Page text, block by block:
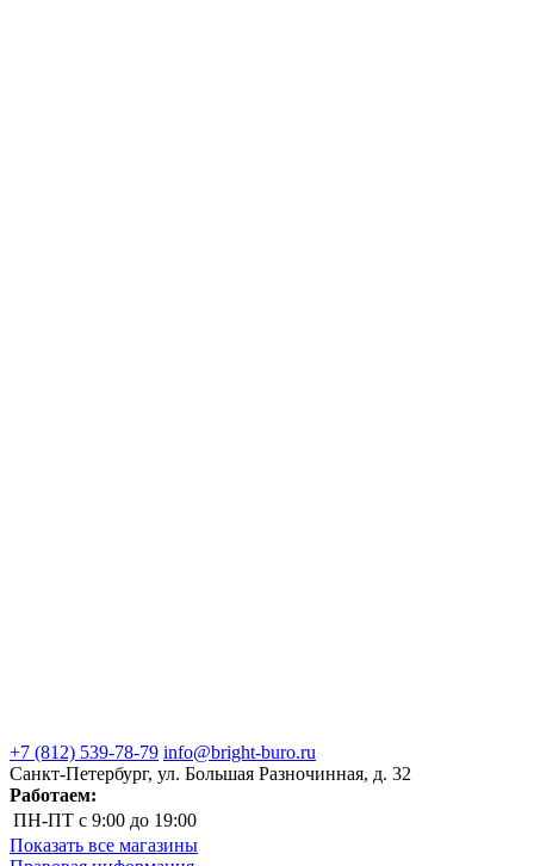
+7 (812) 539-78-79 info@bright-buro.ru
Санкт-Петербург, ул. Большая Разночинная, д. 32
Работаем:
ПН-ПТ с 9:00 до 19:00
Показать все магазины